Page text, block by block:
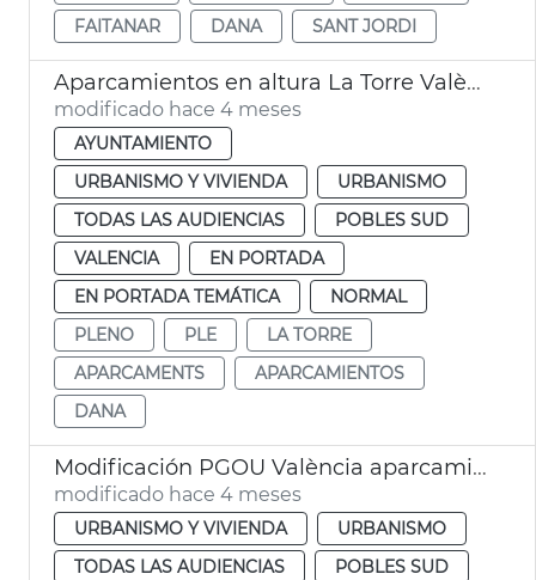
FAITANAR
DANA SANT JORDI
Aparcamientos en altura La Torre València
modificado hace 4 meses
AYUNTAMIENTO
URBANISMO Y VIVIENDA
URBANISMO
TODAS LAS AUDIENCIAS
POBLES SUD
VALENCIA
EN PORTADA
EN PORTADA TEMÁTICA
NORMAL
PLENO
PLE
LA TORRE
APARCAMENTS
APARCAMIENTOS
DANA
Modificación PGOU València aparcamientos altura la Torre
modificado hace 4 meses
URBANISMO Y VIVIENDA
URBANISMO
TODAS LAS AUDIENCIAS
POBLES SUD